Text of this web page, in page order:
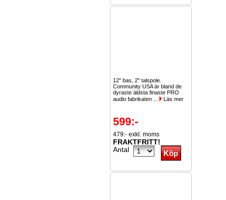
12" bas, 2" talspole.
Community USA är bland de
dyraste äldsta finaste PRO
audio fabrikaten ...
Läs mer
599:-
479:- exkl. moms
FRAKTFRITT!
Antal